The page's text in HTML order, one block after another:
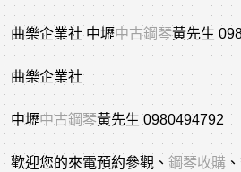
曲樂企業社 中壢中古鋼琴黃先生
曲樂企業社
中壢中古鋼琴黃先生 0980494792
歡迎您的來電預約參觀、 鋼琴收購 、